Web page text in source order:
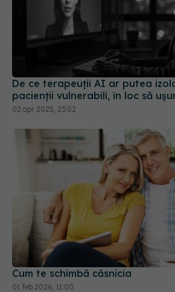
De ce terapeuții AI ar putea
pacienții vulnerabili, în loc să
02 apr 2025, 23:02
Cum te schimbă căsnicia
01 feb 2026, 11:00